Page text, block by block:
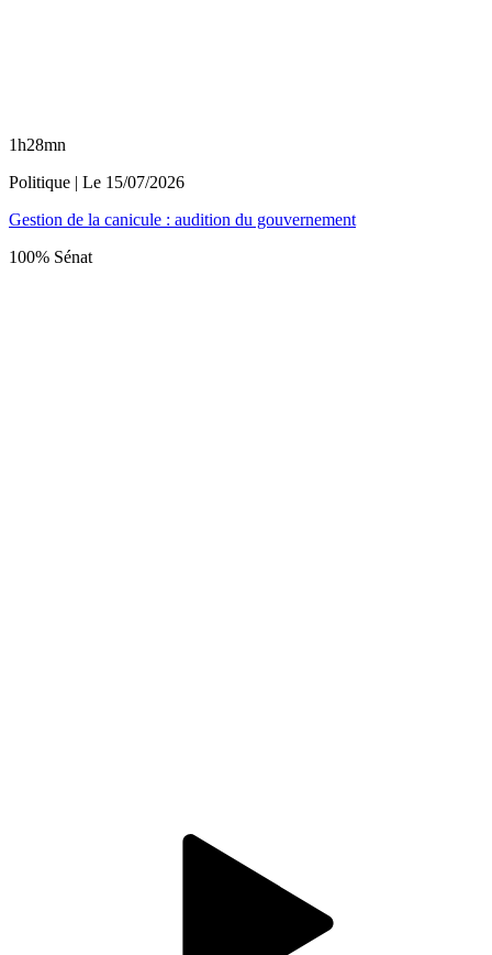
1h28mn
Politique | Le 15/07/2026
Gestion de la canicule : audition du gouvernement
100% Sénat